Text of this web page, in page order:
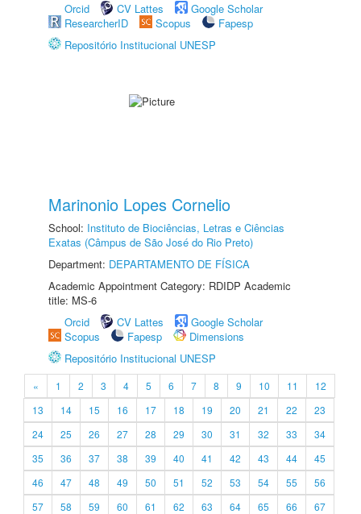
Orcid
CV Lattes
Google Scholar
ResearcherID
Scopus
Fapesp
Repositório Institucional UNESP
Marinonio Lopes Cornelio
School: Instituto de Biociências, Letras e Ciências
Exatas (Câmpus de São José do Rio Preto)
Department: DEPARTAMENTO DE FÍSICA
Academic Appointment Category: RDIDP Academic
title: MS-6
Orcid
CV Lattes
Google Scholar
Scopus
Fapesp
Dimensions
Repositório Institucional UNESP
« 1 2 3 4 5 6 7 8 9 10 11
12
13
14 15 16 17 18 19 20 21 22
23
24
25 26 27 28 29 30 31 32 33
34
35
36 37 38 39 40 41 42 43 44
45
46
47 48 49 50 51 52 53 54 55
56
57
58 59 60 61 62 63 64 65 66
67